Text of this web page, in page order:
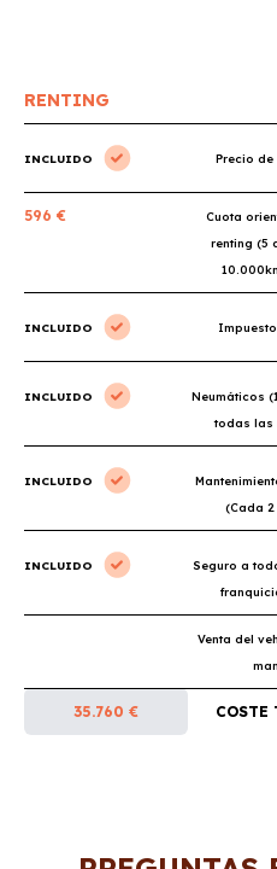
RENTING
INCLUIDO Precio de
596 €
Cuota
renting (5
INCLUIDO
INCLUIDO
Neumáticos
todas las
INCLUIDO
(Cada
INCLUIDO
Seguro a
Venta del
35.760 € COSTE